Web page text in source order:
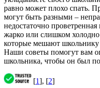
равно может плохо спать.
могут быть разными –
недостаточно
жарко или слишком
которые мешают
Наши советы помогут вам
школьника, чтобы он был
[1], [2]